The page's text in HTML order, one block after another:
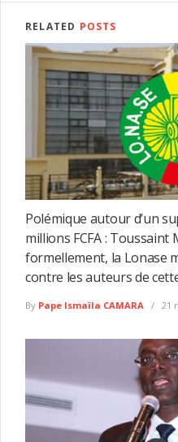
RELATED POSTS
Polémique autour d’un
millions FCFA : Toussaint
formellement, la Lonase
contre les auteurs de
By Pape Ismaïla CAMARA 21